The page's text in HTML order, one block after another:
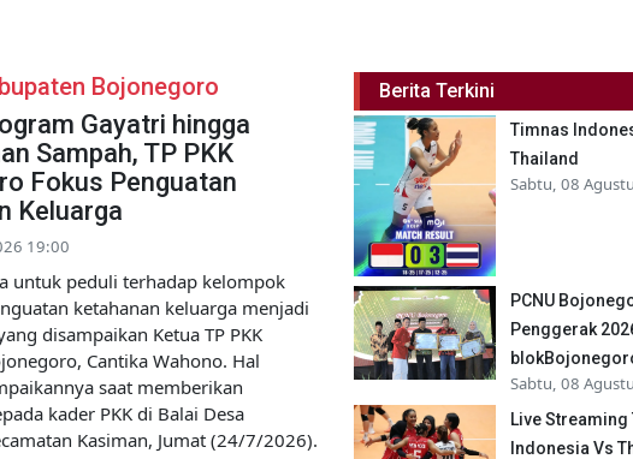
Bojonegoro
Gayatri hingga
Sampah, TP PKK
Fokus Penguatan
Keluarga
19:00
untuk peduli terhadap kelompok
ketahanan keluarga menjadi
disampaikan Ketua TP PKK
Cantika Wahono. Hal
saat memberikan
kader PKK di Balai Desa
Kasiman, Jumat (24/7/2026).
Berita Terkini
Timnas
Thailand
Sabtu, 08
PCNU
Penggerak
Sabtu, 08
Live
Indonesia Vs